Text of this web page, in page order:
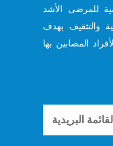
للمرضى الأشد
والتثقيف بهدف
المصابين بها